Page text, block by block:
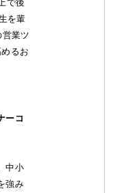
で後
を輩
業ツ
るお
ーコ
中小
強み